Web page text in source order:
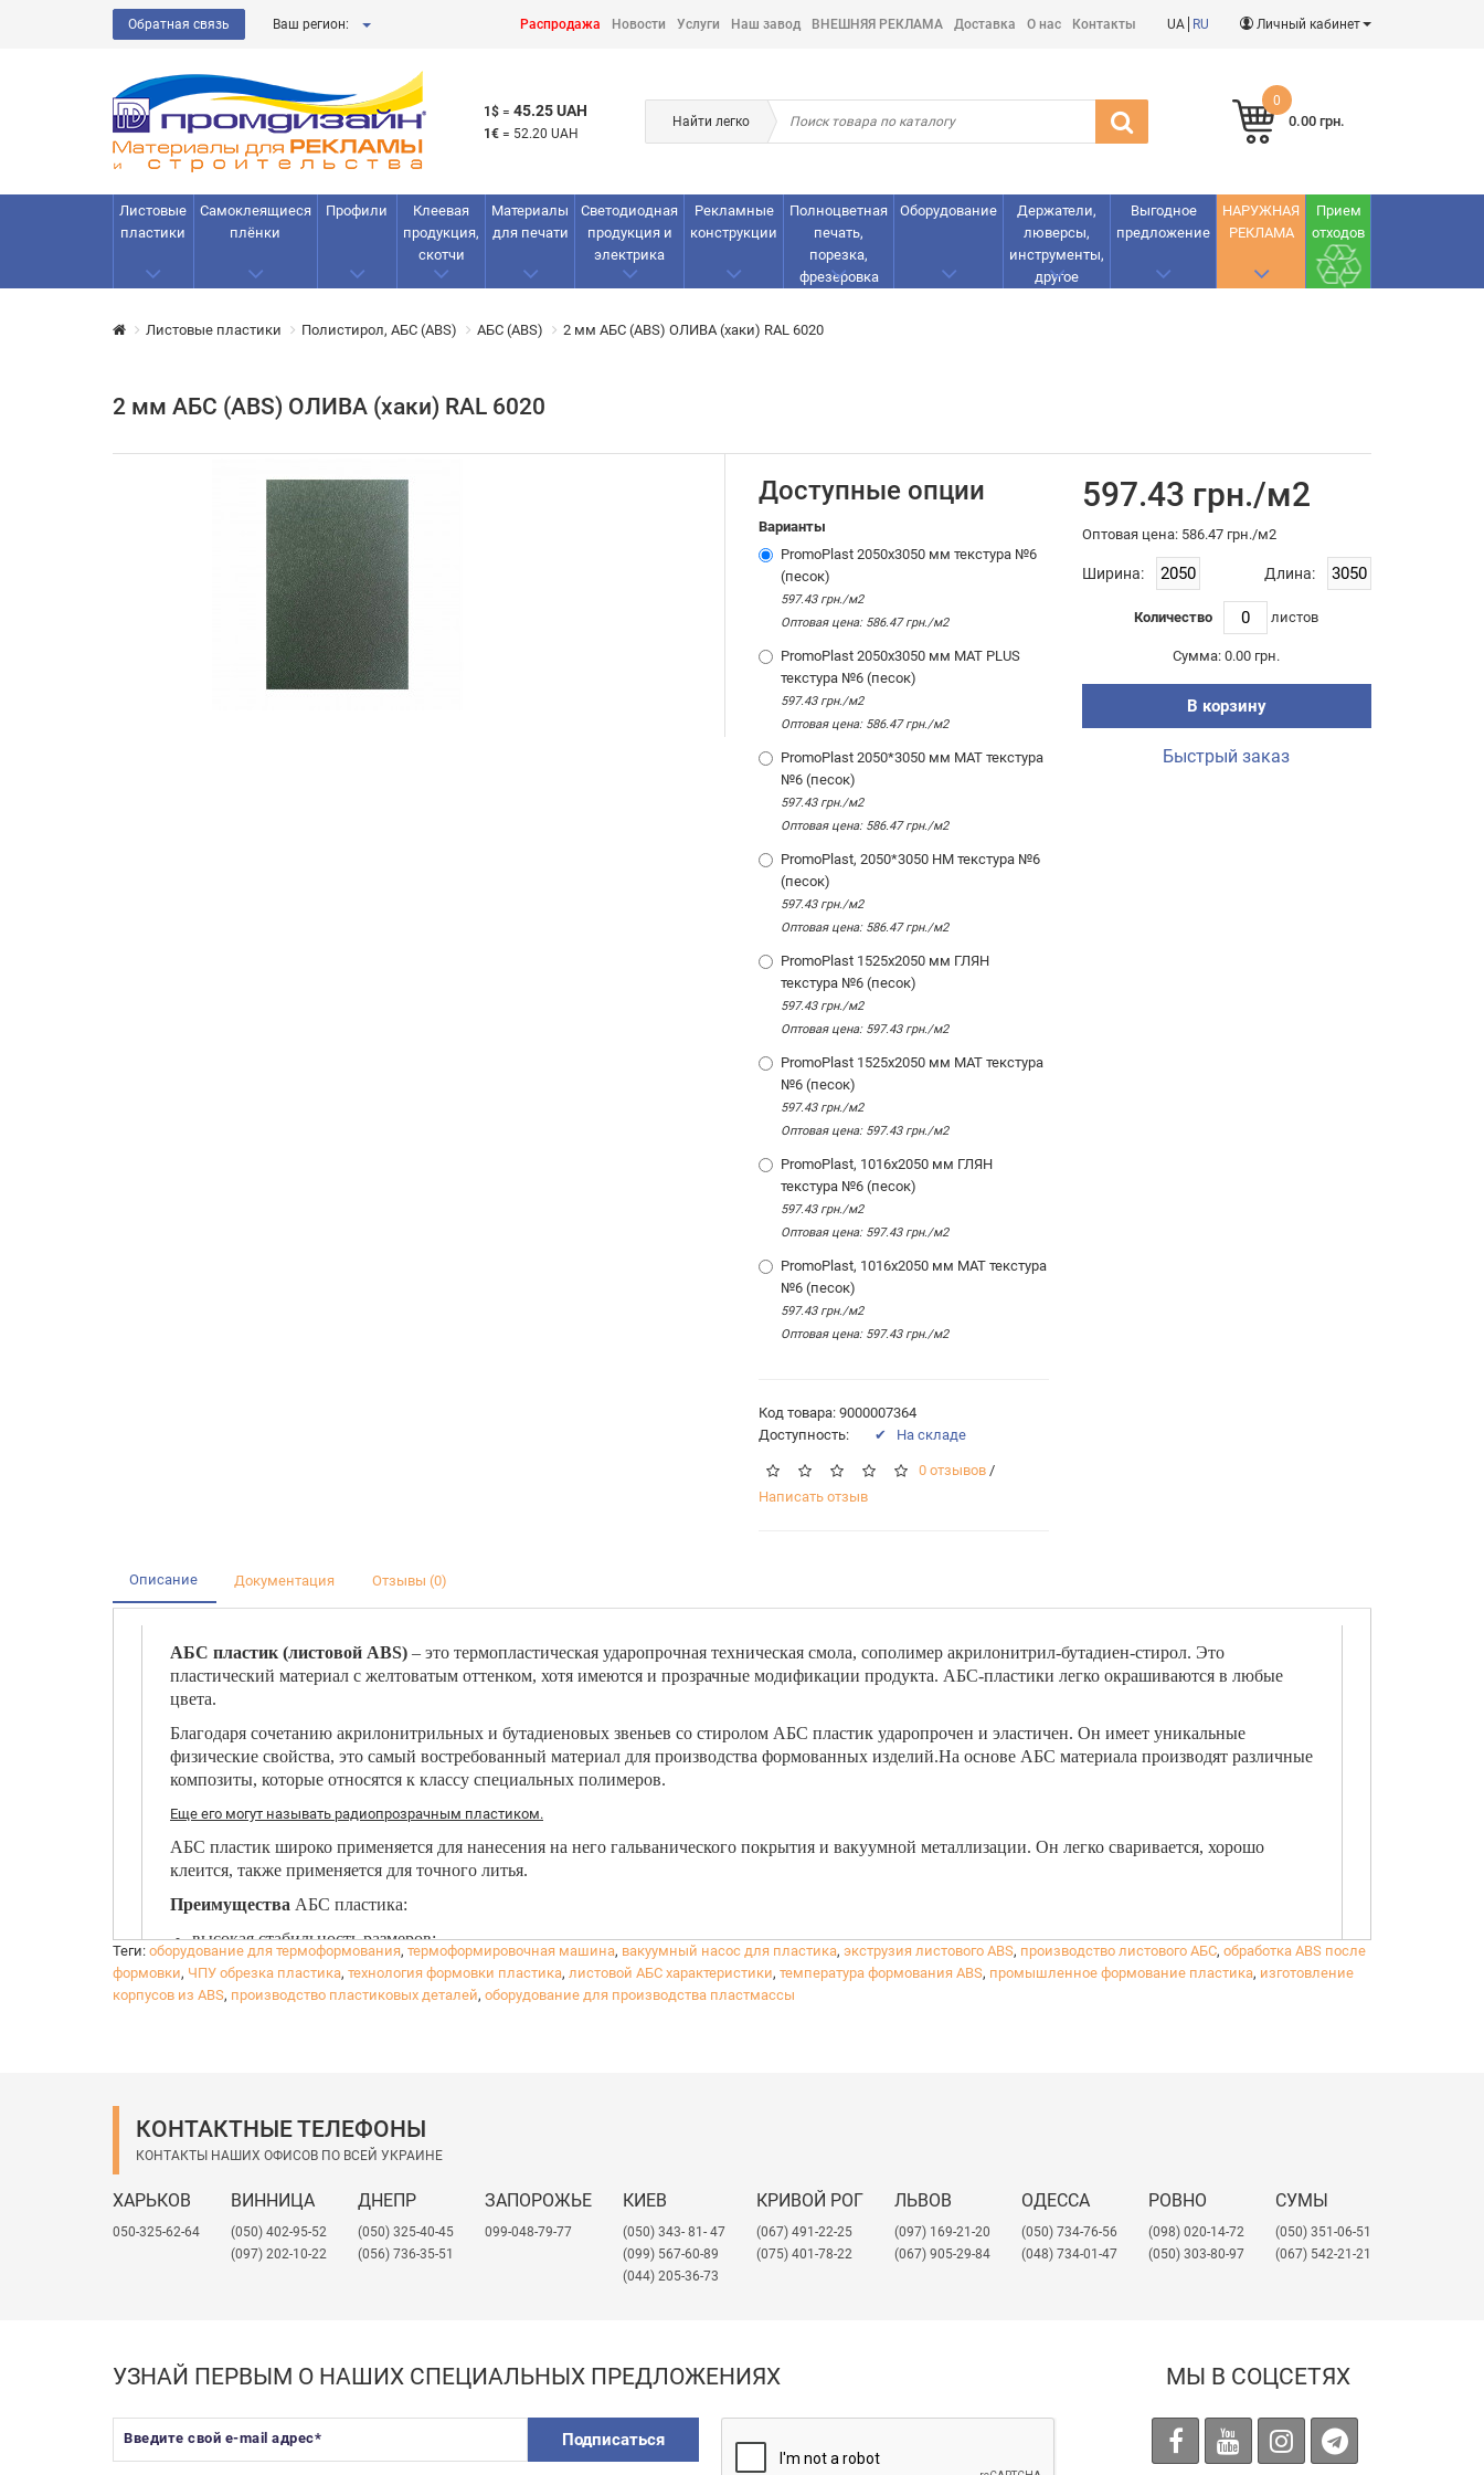
Обратная связь Ваш регион: Распродажа Новости Услуги Наш завод ВНЕШНЯЯ РЕКЛАМА Доставка О нас Контакты UA RU Личный кабинет
1$ = 45.25 UAH
1€ = 52.20 UAH
Найти легко
0
0.00 грн.
Листовые
пластики
Самоклеящиеся
плёнки
Профили
Клеевая
продукция,
скотчи
Материалы
для печати
Светодиодная
продукция и
электрика
Рекламные
конструкции
Полноцветная
печать,
порезка,
фрезеровка
Оборудование
Держатели,
люверсы,
инструменты,
другое
Выгодное
предложение
НАРУЖНАЯ
РЕКЛАМА
Прием
отходов
Листовые пластики Полистирол, АБС (ABS) АБС (ABS) 2 мм АБС (ABS) ОЛИВА (хаки) RAL 6020
2 мм АБС (ABS) ОЛИВА (хаки) RAL 6020
Доступные опции
Варианты
PromoPlast 2050х3050 мм текстура №6
(песок)
597.43 грн./м2
Оптовая цена: 586.47 грн./м2
PromoPlast 2050х3050 мм MAT PLUS
текстура №6 (песок)
597.43 грн./м2
Оптовая цена: 586.47 грн./м2
PromoPlast 2050*3050 мм МАТ текстура
№6 (песок)
597.43 грн./м2
Оптовая цена: 586.47 грн./м2
PromoPlast, 2050*3050 НМ текстура №6
(песок)
597.43 грн./м2
Оптовая цена: 586.47 грн./м2
PromoPlast 1525х2050 мм ГЛЯН
текстура №6 (песок)
597.43 грн./м2
Оптовая цена: 597.43 грн./м2
PromoPlast 1525х2050 мм МАТ текстура
№6 (песок)
597.43 грн./м2
Оптовая цена: 597.43 грн./м2
PromoPlast, 1016х2050 мм ГЛЯН
текстура №6 (песок)
597.43 грн./м2
Оптовая цена: 597.43 грн./м2
PromoPlast, 1016х2050 мм МАТ текстура
№6 (песок)
597.43 грн./м2
Оптовая цена: 597.43 грн./м2
Код товара: 9000007364
Доступность:
✔ На складе
0 отзывов /
Написать отзыв
597.43 грн./м2
Оптовая цена: 586.47 грн./м2
Ширина: Длина:
Количество листов
Сумма: 0.00 грн.
В корзину
Быстрый заказ
Описание Документация Отзывы (0)
АБС пластик (листовой ABS) – это термопластическая ударопрочная техническая смола, сополимер акрилонитрил-бутадиен-стирол. Это
пластический материал с желтоватым оттенком, хотя имеются и прозрачные модификации продукта. АБС-пластики легко окрашиваются в любые
цвета.
Благодаря сочетанию акрилонитрильных и бутадиеновых звеньев со стиролом АБС пластик ударопрочен и эластичен. Он имеет уникальные
физические свойства, это самый востребованный материал для производства формованных изделий.На основе АБС материала производят различные
композиты, которые относятся к классу специальных полимеров.
Еще его могут называть радиопрозрачным пластиком.
АБС пластик широко применяется для нанесения на него гальванического покрытия и вакуумной металлизации. Он легко сваривается, хорошо
клеится, также применяется для точного литья.
Преимущества АБС пластика:
высокая стабильность размеров;
устойчивость к щелочам;
высокая устойчивость к растворам кислот и неорганических солей;
ровная блестящая поверхность. Имеются марки как с пониженным, так и с повышенным уровнем блеска, а также матовые.
невысокая устойчивость к атмосферным воздействиям;
невысокие электроизоляционные свойства (в отличие от полистирола).
В зависимости от пожеланий клиента компания Промдизайн может выпустить под заказ листы необходимого размера, цвета, поверхности
• размером 2050*3050мм и 1000*2050мм;
• толщиной от 0,8 мм до 6 мм;
Теги: оборудование для термоформования, термоформировочная машина, вакуумный насос для пластика, экструзия листового ABS, производство листового АБС, обработка ABS после
формовки, ЧПУ обрезка пластика, технология формовки пластика, листовой АБС характеристики, температура формования ABS, промышленное формование пластика, изготовление
корпусов из ABS, производство пластиковых деталей, оборудование для производства пластмассы
КОНТАКТНЫЕ ТЕЛЕФОНЫ
КОНТАКТЫ НАШИХ ОФИСОВ ПО ВСЕЙ УКРАИНЕ
ХАРЬКОВ
050-325-62-64
ВИННИЦА
(050) 402-95-52
(097) 202-10-22
ДНЕПР
(050) 325-40-45
(056) 736-35-51
ЗАПОРОЖЬЕ
099-048-79-77
КИЕВ
(050) 343- 81- 47
(099) 567-60-89
(044) 205-36-73
КРИВОЙ РОГ
(067) 491-22-25
(075) 401-78-22
ЛЬВОВ
​(097) 169-21-20
(067) 905-29-84
ОДЕССА
(050) 734-76-56
(048) 734-01-47
РОВНО
(098) 020-14-72
(050) 303-80-97
СУМЫ
(050) 351-06-51
(067) 542-21-21
УЗНАЙ ПЕРВЫМ О НАШИХ СПЕЦИАЛЬНЫХ ПРЕДЛОЖЕНИЯХ
Введите свой e-mail адрес* Подписаться
МЫ В СОЦСЕТЯХ